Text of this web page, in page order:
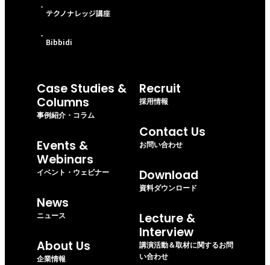
-
テクノナレッジ講座
-
Bibbidi
Case Studies &
Columns
事例紹介・コラム
Events &
Webinars
イベント・ウェビナー
News
ニュース
About Us
企業情報
Recruit
採用情報
Contact Us
お問い合わせ
Download
資料ダウンロード
Lecture &
Interview
講演活動＆取材に関するお問
い合わせ